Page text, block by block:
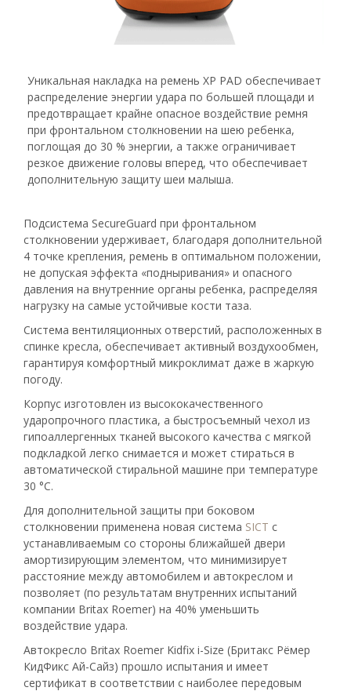
Уникальная накладка на ремень XP PAD обеспечивает
распределение энергии удара по большей площади и
предотвращает крайне опасное воздействие ремня
при фронтальном столкновении на шею ребенка,
поглощая до 30 % энергии, а также ограничивает
резкое движение головы вперед, что обеспечивает
дополнительную защиту шеи малыша.
Подсистема SecureGuard при фронтальном
столкновении удерживает, благодаря дополнительной
4 точке крепления, ремень в оптимальном положении,
не допуская эффекта «подныривания» и опасного
давления на внутренние органы ребенка, распределяя
нагрузку на самые устойчивые кости таза.
Система вентиляционных отверстий, расположенных в
спинке кресла, обеспечивает активный воздухообмен,
гарантируя комфортный микроклимат даже в жаркую
погоду.
Корпус изготовлен из высококачественного
ударопрочного пластика, а быстросъемный чехол из
гипоаллергенных тканей высокого качества с мягкой
подкладкой легко снимается и может стираться в
автоматической стиральной машине при температуре
30 °С.
Для дополнительной защиты при боковом
столкновении применена новая система SICT с
устанавливаемым со стороны ближайшей двери
амортизирующим элементом, что минимизирует
расстояние между автомобилем и автокреслом и
позволяет (по результатам внутренних испытаний
компании Britax Roemer) на 40% уменьшить
воздействие удара.
Автокресло Britax Roemer Kidfix i-Size (Бритакс Рёмер
КидФикс Ай-Сайз) прошло испытания и имеет
сертификат в соответствии с наиболее передовым